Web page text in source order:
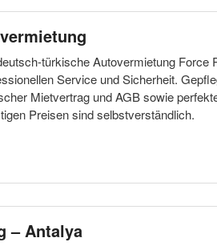
türkische Autovermietung Force
Service und Sicherheit.
Mietvertrag und AGB sowie
Preisen sind selbstverständlich.
– Antalya